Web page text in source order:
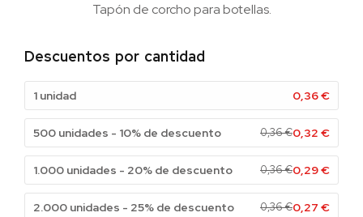
Tapón de corcho para botellas.
Descuentos por cantidad
1 unidad 0,36€
500 unidades - 10% de descuento 0,36€0,32 €
1.000 unidades - 20% de descuento 0,36€0,29€
2.000 unidades - 25% de descuento 0,36€0,27 €